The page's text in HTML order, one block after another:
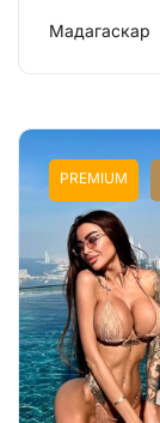
Мадагаскар
PREMIUM